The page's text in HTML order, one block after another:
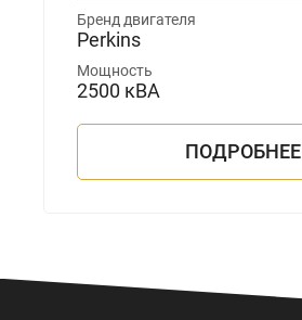
Бренд двигателя
Perkins
Мощность
2500 кВА
ПОДРОБНЕЕ